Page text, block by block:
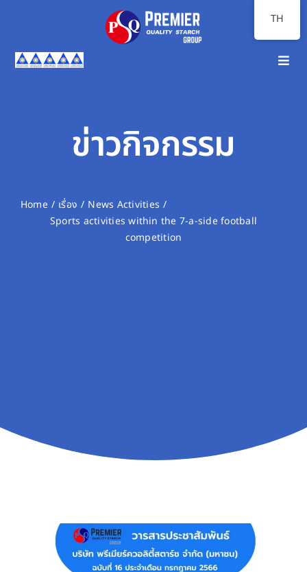
ภาพรวมธุรกิจ
นักลงทุนสัมพันธ์
ความยั่งยืน
ข่าวกิจกรรม
Home เรื่อง
News Activities
Sports activities within the 7-a-side football
competition
TH